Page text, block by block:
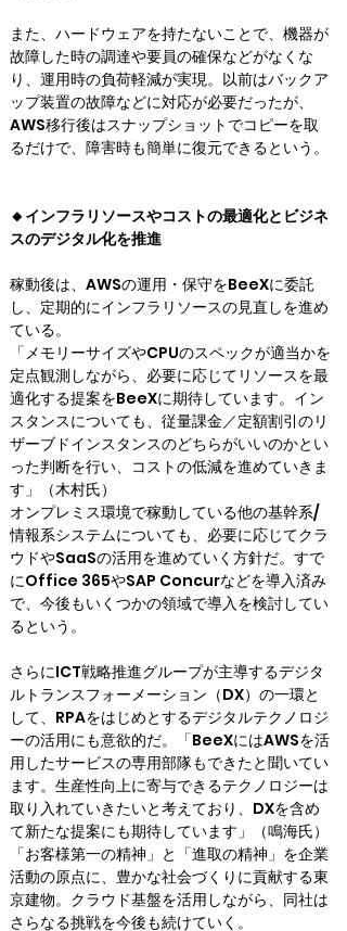
また、ハードウェアを持たないことで、機器が
故障した時の調達や要員の確保などがなくな
り、運用時の負荷軽減が実現。以前はバックア
ップ装置の故障などに対応が必要だったが、
AWS移行後はスナップショットでコピーを取
るだけで、障害時も簡単に復元できるという。
🔸インフラリソースやコストの最適化とビジネ
スのデジタル化を推進
稼動後は、AWSの運用・保守をBeeXに委託
し、定期的にインフラリソースの見直しを進め
ている。
「メモリーサイズやCPUのスペックが適当かを
定点観測しながら、必要に応じてリソースを最
適化する提案をBeeXに期待しています。イン
スタンスについても、従量課金／定額割引のリ
ザーブドインスタンスのどちらがいいのかとい
った判断を行い、コストの低減を進めていきま
す」（木村氏）
オンプレミス環境で稼動している他の基幹系/
情報系システムについても、必要に応じてクラ
ウドやSaaSの活用を進めていく方針だ。すで
にOffice 365やSAP Concurなどを導入済み
で、今後もいくつかの領域で導入を検討してい
るという。
さらにICT戦略推進グループが主導するデジタ
ルトランスフォーメーション（DX）の一環と
して、RPAをはじめとするデジタルテクノロジ
ーの活用にも意欲的だ。「BeeXにはAWSを活
用したサービスの専用部隊もできたと聞いてい
ます。生産性向上に寄与できるテクノロジーは
取り入れていきたいと考えており、DXを含め
て新たな提案にも期待しています」（鳴海氏）
「お客様第一の精神」と「進取の精神」を企業
活動の原点に、豊かな社会づくりに貢献する東
京建物。クラウド基盤を活用しながら、同社は
さらなる挑戦を今後も続けていく。